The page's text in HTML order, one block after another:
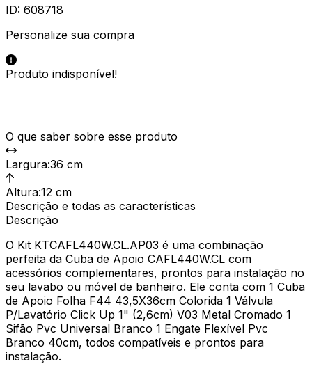
ID: 608718
Personalize sua compra
Produto indisponível!
O que saber sobre esse produto
Largura:36 cm
Altura:12 cm
Descrição e todas as características
Descrição
O Kit KTCAFL440W.CL.AP03 é uma combinação
perfeita da Cuba de Apoio CAFL440W.CL com
acessórios complementares, prontos para instalação no
seu lavabo ou móvel de banheiro. Ele conta com 1 Cuba
de Apoio Folha F44 43,5X36cm Colorida 1 Válvula
P/Lavatório Click Up 1" (2,6cm) V03 Metal Cromado 1
Sifão Pvc Universal Branco 1 Engate Flexível Pvc
Branco 40cm, todos compatíveis e prontos para
instalação.